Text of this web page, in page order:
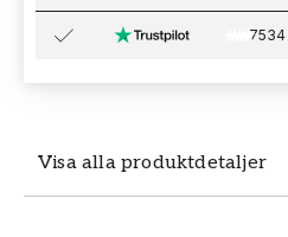
Visa alla produktdetaljer